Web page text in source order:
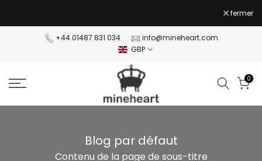
au
NaN jours NaN:NaN:NaN
NaN jours NaN:NaN:NaN
fermer
+44 01487 831 034
info@mineheart.com
GBP
0
Blog par défaut
Contenu de la page de sous-titre